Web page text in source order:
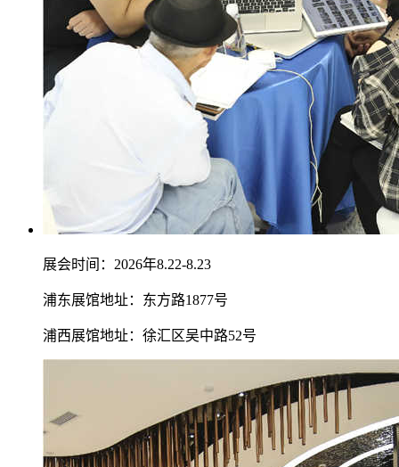
展会时间：2026年8.22-8.23
浦东展馆地址：东方路1877号
浦西展馆地址：徐汇区吴中路52号